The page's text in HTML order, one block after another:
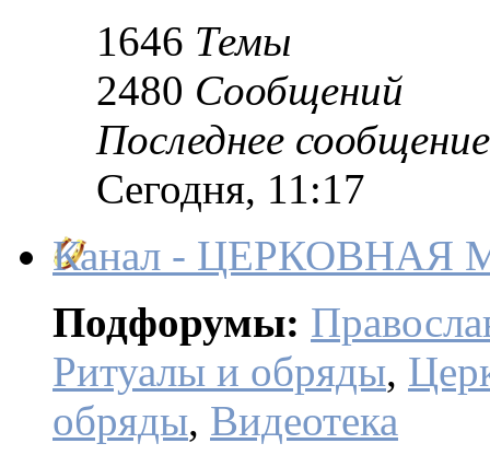
1646 Темы
2480 Сообщений
Последнее сообщение
Сегодня, 11:17
Канал - ЦЕРКОВНАЯ
Подфорумы:
Ритуалы и обряды,
обряды, Видеотека